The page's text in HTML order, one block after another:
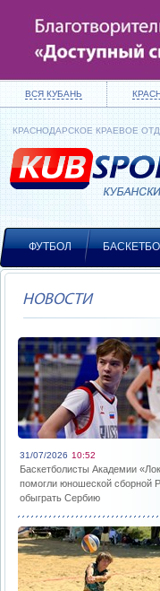
ВСЯ КУБАНЬ
КРАСНОДАРСКОЕ КРАЕВОЕ
ФУТБОЛ
НОВОСТИ
31/07/2026 10:52
Баскетболисты Академии
помогли юношеской сборной
обыграть Сербию